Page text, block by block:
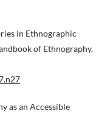
in Ethnographic
of Ethnography.
as an Accessible